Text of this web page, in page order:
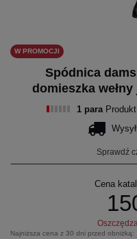
W PROMOCJI
Spódnica
domieszka
1 para
Sprawdź
Cena
Najniższa cena z 30 dni przed obniżką: